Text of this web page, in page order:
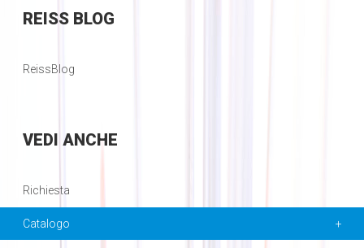
REISSBLOG
ReissBlog
VEDI ANCHE
Richiesta
Catalogo